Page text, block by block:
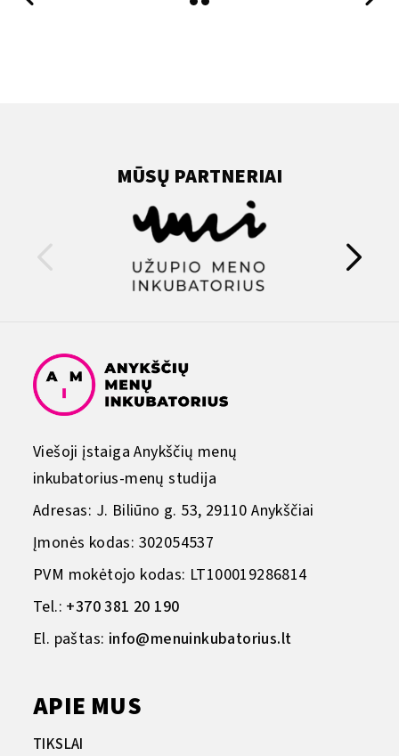
MŪSŲ PARTNERIAI
Viešoji įstaiga Anykščių menų
inkubatorius-menų studija
Adresas: J. Biliūno g. 53, 29110 Anykščiai
Įmonės kodas: 302054537
PVM mokėtojo kodas: LT100019286814
Tel.: +370 381 20 190
El. paštas: info@menuinkubatorius.lt
APIE MUS
TIKSLAI